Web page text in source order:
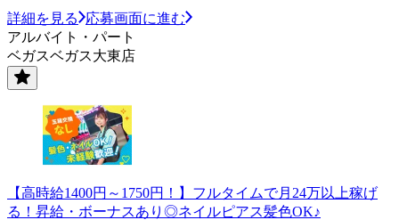
詳細を見る
応募画面に進む
アルバイト・パート
ベガスベガス大東店
【高時給1400円～1750円！】フルタイムで月24万以上稼げ
る！昇給・ボーナスあり◎ネイルピアス髪色OK♪